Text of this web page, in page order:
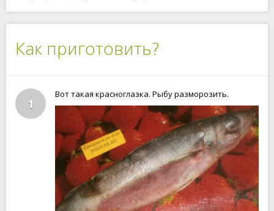
Как приготовить?
1
Вот такая красноглазка. Рыбу разморозить.